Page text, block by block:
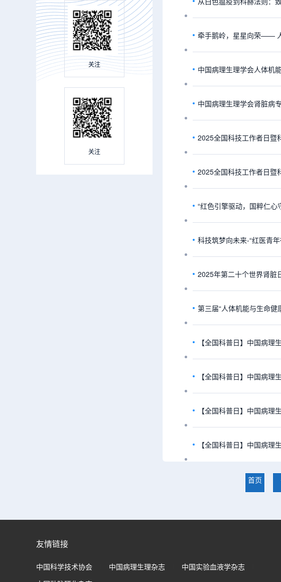
关注
关注
牵手鹅岭，星星向荣——
中国病理生理学会肾脏病
2025全国科技工作者日
“红色引擎驱动，国粹仁
2025年第二十个世界肾脏
第三届“人体机能与生命健
【全国科普日】中国病
首页
友情链接
中国科学技术协会 中国病理生理杂志
中国实验血液学杂志